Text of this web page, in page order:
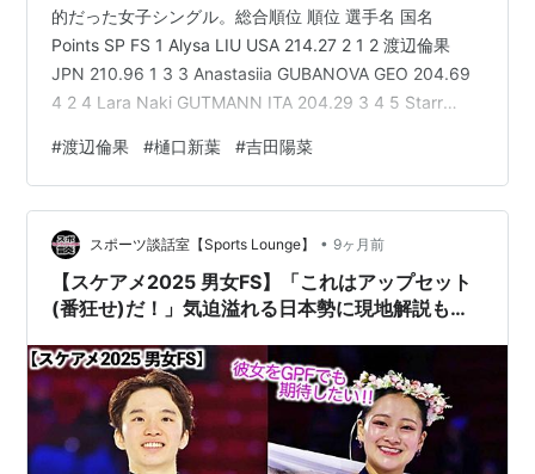
的だった女子シングル。総合順位 順位 選手名 国名
Points SP FS 1 Alysa LIU USA 214.27 2 1 2 渡辺倫果
JPN 210.96 1 3 3 Anastasiia GUBANOVA GEO 204.69
4 2 4 Lara Naki GUTMANN ITA 204.29 3 4 5 Starr
188.22 5 6 7 Lea SERNA FRA 175.05 9 7 8 Haein LEE
KOR 172.99 7 9 …
#渡辺倫果 #樋口新葉 #吉田陽菜
スポーツ談話室【Sports Lounge】 • 9ヶ月前
【スケアメ2025 男女FS】「これはアップセット
(番狂せ)だ！」気迫溢れる日本勢に現地解説も驚